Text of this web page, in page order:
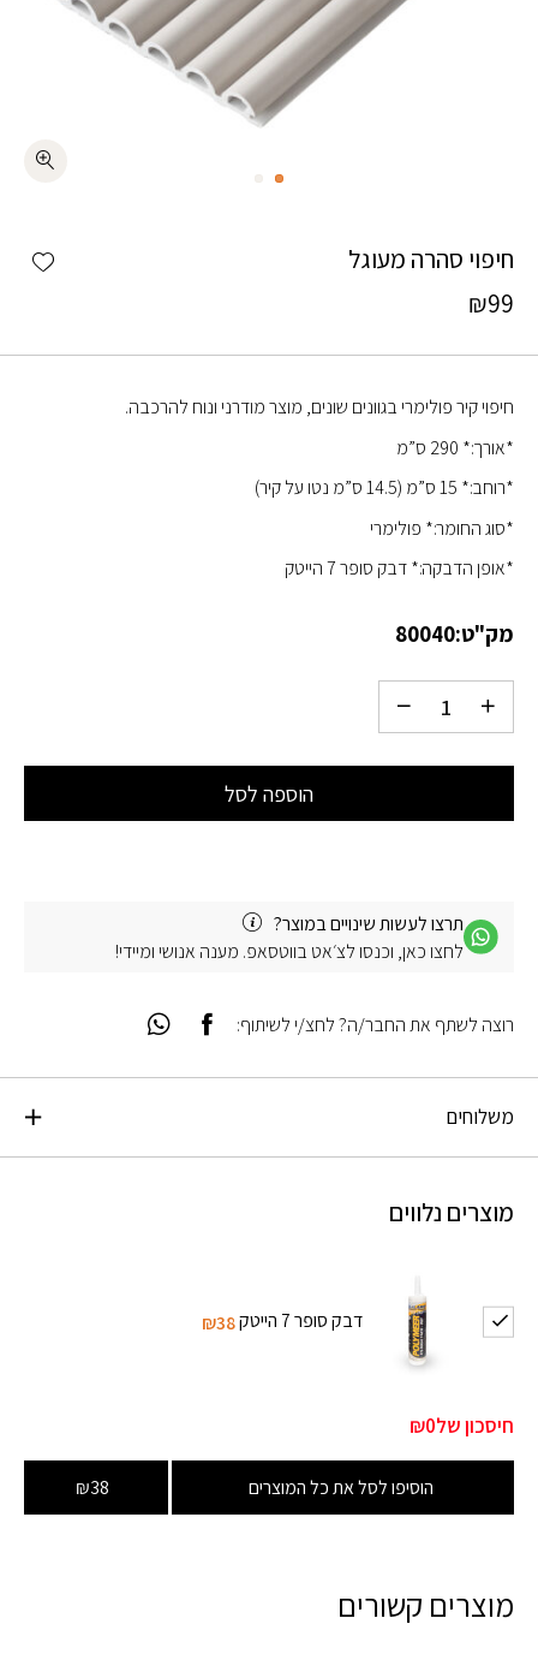
חיפוי סהרה מעוגל
₪99
חיפוי קיר פולימרי בגוונים שונים, מוצר מודרני ונוח להרכבה.
*אורך:* 290 ס”מ
*רוחב:* 15 ס”מ (14.5 ס”מ נטו על קיר)
*סוג החומר:* פולימרי
*אופן הדבקה:* דבק סופר 7 הייטק
מק"ט:80040
הוספה לסל
תרצו לעשות שינויים במוצר?
לחצו כאן, וכנסו לצ׳אט בווטסאפ. מענה אנושי ומיידי!
משלוחים
מוצרים נלווים
דבק סופר 7 הייטק ₪38
חיסכון של₪0
הוסיפו לסל את כל המוצרים ₪38
רוצה לשתף את החבר/ה? לחצ/י לשיתוף:
מוצרים קשורים